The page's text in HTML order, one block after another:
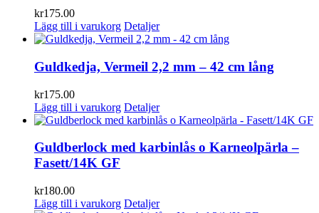
kr175.00
Lägg till i varukorg Detaljer
Guldkedja, Vermeil 2,2 mm – 42 cm lång
kr175.00
Lägg till i varukorg Detaljer
Guldberlock med karbinlås o Karneolpärla –
Fasett/14K GF
kr180.00
Lägg till i varukorg Detaljer